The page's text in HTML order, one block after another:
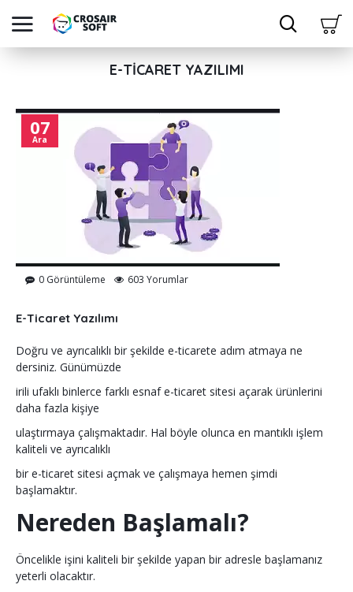
E-TICARET YAZILIMI
07
Ara
0 Görüntüleme 603 Yorumlar
E-Ticaret Yazılımı
Doğru ve ayrıcalıklı bir şekilde e-ticarete adım atmaya ne
dersiniz. Günümüzde
irili ufaklı binlerce farklı esnaf e-ticaret sitesi açarak ürünlerini
daha fazla kişiye
ulaştırmaya çalışmaktadır. Hal böyle olunca en mantıklı işlem
kaliteli ve ayrıcalıklı
bir e-ticaret sitesi açmak ve çalışmaya hemen şimdi
başlamaktır.
Nereden Başlamalı?
Öncelikle işini kaliteli bir şekilde yapan bir adresle başlamanız
yeterli olacaktır.